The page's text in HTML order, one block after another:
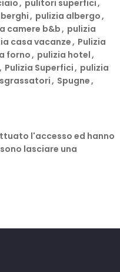
, pulitori superfici,
, pulizia albergo,
camere b&b, pulizia
casa vacanze, Pulizia
forno, pulizia hotel,
, Pulizia Superfici, pulizia
sgrassatori, Spugne,
l'accesso ed hanno
lasciare una